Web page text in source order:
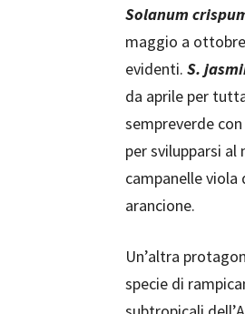
Solanum
maggio a
evidenti. S.
da aprile per
sempreverde
per svilupparsi
campanelle
arancione.
Un’altra
specie di